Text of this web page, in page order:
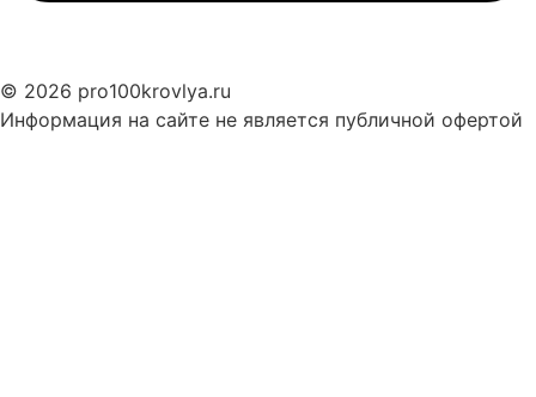
© 2026 pro100krovlya.ru
Информация на сайте не является публичной офертой